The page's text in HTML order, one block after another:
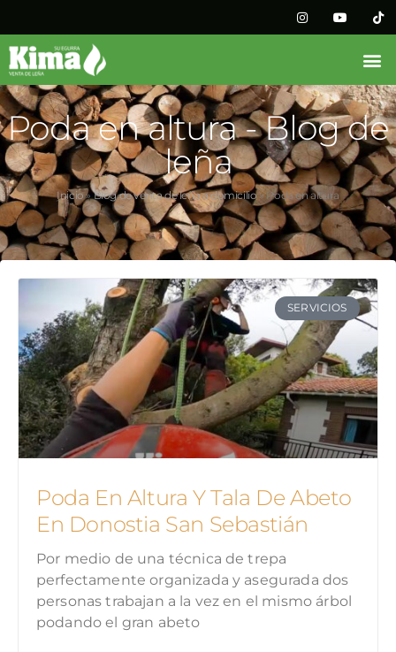
Poda en altura - Blog de
leña
Inicio»Blog de venta de leña a domicilio»Poda en altura
SERVICIOS
Poda En Altura Y Tala De Abeto
En Donostia San Sebastián
Por medio de una técnica de trepa
perfectamente organizada y asegurada dos
personas trabajan a la vez en el mismo árbol
podando el gran abeto